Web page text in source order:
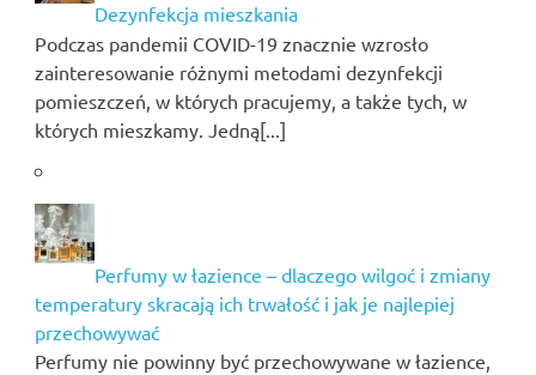
Dezynfekcja mieszkania
Podczas pandemii COVID-19 znacznie wzrosło
zainteresowanie różnymi metodami dezynfekcji
pomieszczeń, w których pracujemy, a także tych, w
których mieszkamy. Jedną[...]
Perfumy w łazience – dlaczego wilgoć i zmiany
temperatury skracają ich trwałość i jak je najlepiej
przechowywać
Perfumy nie powinny być przechowywane w łazience,